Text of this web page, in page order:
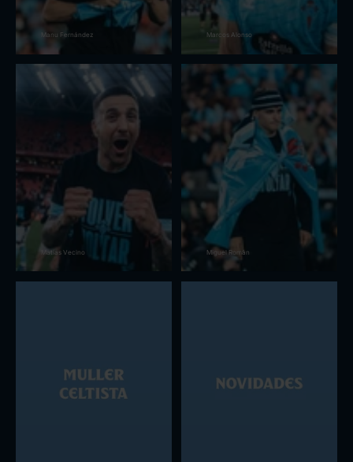
Manu Fernández Marcos Alonso
Matías Vecino Miguel Román